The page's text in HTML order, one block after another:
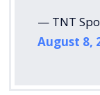
— TNT
August 8,